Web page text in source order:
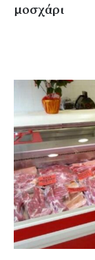
μοσχάρι